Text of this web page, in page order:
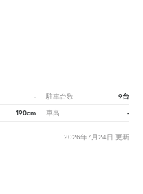
- 駐車台数 9台
190cm 車高 -
2026年7月24日 更新